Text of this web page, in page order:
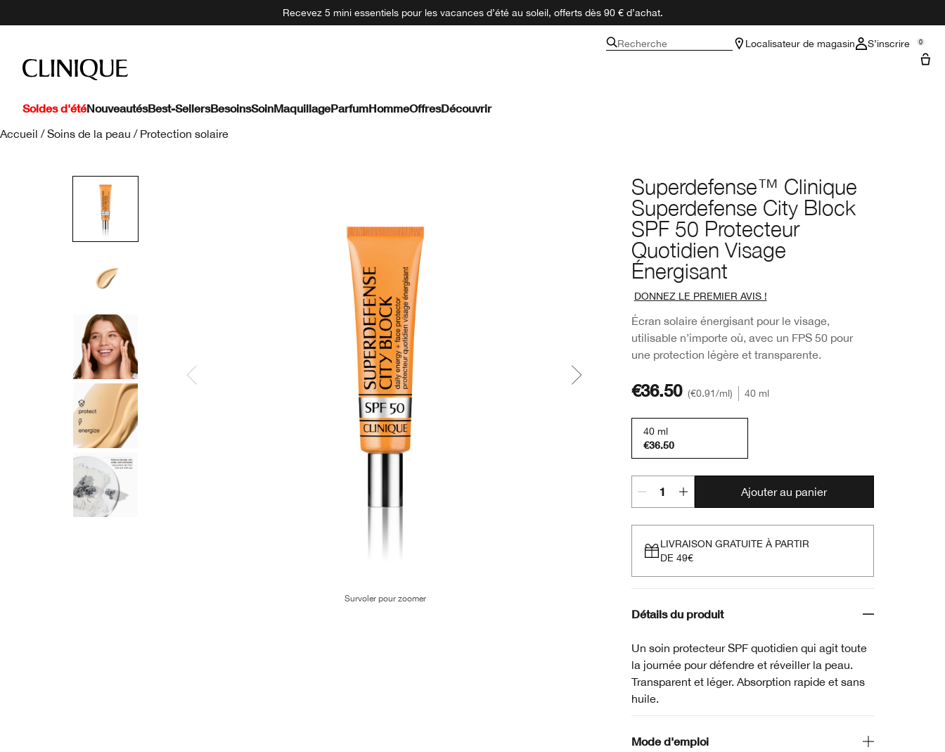
Recevez 5 mini essentiels pour les vacances d’été au soleil, offerts dès 90 € d’achat.
Recherche Localisateur de magasin S’inscrire 0
Soldes d'étéNouveautésBest-SellersBesoinsSoinMaquillageParfumHommeOffresDécouvrir
Accueil / Soins de la peau / Protection solaire
Superdefense™ Clinique
Superdefense City Block
SPF 50 Protecteur
Quotidien Visage
Énergisant
DONNEZ LE PREMIER AVIS !
Écran solaire énergisant pour le visage,
utilisable n’importe où, avec un FPS 50 pour
une protection légère et transparente.
Survoler pour zoomer
€36.50 €0.91/ml 40 ml
40 ml
€36.50
Ajouter au panier
LIVRAISON GRATUITE À PARTIR
DE 49€
Détails du produit
Un soin protecteur SPF quotidien qui agit toute
la journée pour défendre et réveiller la peau.
Transparent et léger. Absorption rapide et sans
huile.
Mode d'emploi